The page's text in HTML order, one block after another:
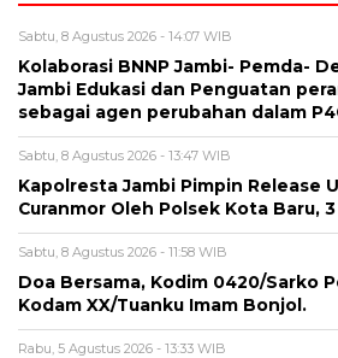
Sabtu, 8 Agustus 2026 - 14:07 WIB
Kolaborasi BNNP Jambi- Pemda-
Jambi Edukasi dan Penguatan
sebagai agen perubahan dalam
Sabtu, 8 Agustus 2026 - 13:47 WIB
Kapolresta Jambi Pimpin Release
Curanmor Oleh Polsek Kota Baru,
Sabtu, 8 Agustus 2026 - 11:58 WIB
Doa Bersama, Kodim 0420/Sarko
Kodam XX/Tuanku Imam Bonjol.
Rabu, 5 Agustus 2026 - 13:33 WIB